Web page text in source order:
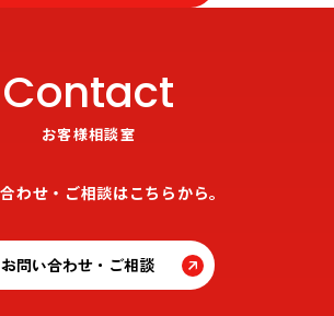
Contact
お客様相談室
わせ・ご相談はこちらから。
お問い合わせ・ご相談